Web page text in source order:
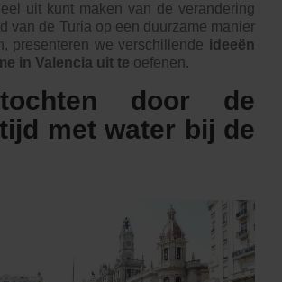
uit kunt maken van de verandering
van de Turia op een duurzame manier
presenteren we verschillende ideeën
in Valencia uit te oefenen.
door de
met water bij de